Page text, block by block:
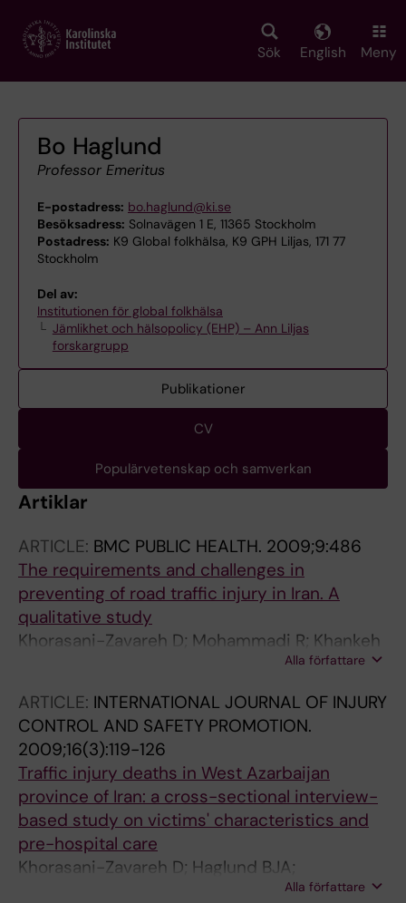
main
Sök English Meny
Bo Haglund
Professor Emeritus
E-postadress: bo.haglund@ki.se
Besöksadress: Solnavägen 1 E, 11365 Stockholm
Postadress: K9 Global folkhälsa, K9 GPH Liljas, 171 77
Stockholm
Del av:
Institutionen för global folkhälsa
Jämlikhet och hälsopolicy (EHP) – Ann Liljas
forskargrupp
Publikationer
CV
Populärvetenskap och samverkan
Artiklar
ARTICLE: BMC PUBLIC HEALTH. 2009;9:486
The requirements and challenges in
preventing of road traffic injury in Iran. A
qualitative study
Khorasani-Zavareh D; Mohammadi R; Khankeh
HR; Laflamme L; Bikmoradi A; Haglund BJA
Alla författare
ARTICLE: INTERNATIONAL JOURNAL OF INJURY
CONTROL AND SAFETY PROMOTION.
2009;16(3):119-126
Traffic injury deaths in West Azarbaijan
province of Iran: a cross-sectional interview-
based study on victims' characteristics and
pre-hospital care
Khorasani-Zavareh D; Haglund BJA;
Mohammadi R; Naghavi M; Laflamme LAlla författare